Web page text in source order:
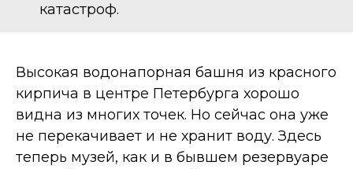
катастроф.
Высокая водонапорная башня из красного
кирпича в центре Петербурга хорошо
видна из многих точек. Но сейчас она уже
не перекачивает и не хранит воду. Здесь
теперь музей, как и в бывшем резервуаре